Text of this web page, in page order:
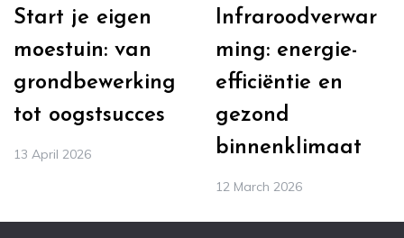
Start je eigen
moestuin: van
grondbewerking
tot oogstsucces
13 April 2026
Infraroodverwar
ming: energie-
efficiëntie en
gezond
binnenklimaat
12 March 2026